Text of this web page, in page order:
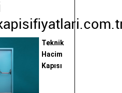
Teknik
Hacim
Kapısı